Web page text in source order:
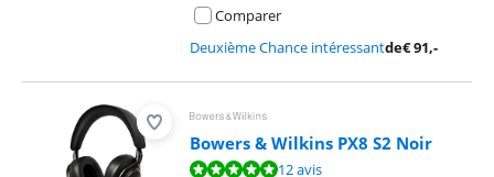
Comparer
Deuxième Chance intéressantde€91,-
Bowers & Wilkins PX8 S2 Noir
La note est de 9,5 sur 10, basée sur 12 avis.12 avis